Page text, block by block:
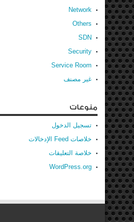
Network
Others
SDN
Security
Service Room
غير مصنف
منوعات
تسجيل الدخول
خلاصات Feed الإدخالات
خلاصة التعليقات
WordPress.org